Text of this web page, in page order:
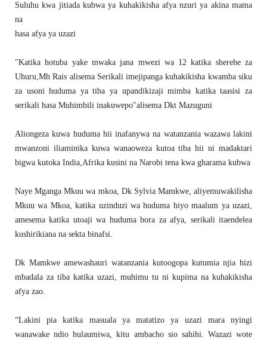
Suluhu kwa jitiada kubwa ya kuhakikisha afya nzuri ya akina mama
na
hasa afya ya uzazi
"Katika hotuba yake mwaka jana mwezi wa 12 katika sherehe za
Uhuru,Mh Rais alisema Serikali imejipanga kuhakikisha kwamba siku
za usoni huduma ya tiba ya upandikizaji mimba katika taasisi za
serikali hasa Muhimbili inakuwepo"alisema Dkt Mazuguni
Aliongeza kuwa huduma hii inafanywa na watanzania wazawa lakini
mwanzoni iliaminika kuwa wanaoweza kutoa tiba hii ni madaktari
bigwa kutoka India,Afrika kusini na Narobi tena kwa gharama kubwa
Naye Mganga Mkuu wa mkoa, Dk Sylvia Mamkwe, aliyemuwakilisha
Mkuu wa Mkoa, katika uzinduzi wa huduma hiyo maalum ya uzazi,
amesema katika utoaji wa huduma bora za afya, serikali itaendelea
kushirikiana na sekta binafsi.
Dk Mamkwe amewashauri watanzania kutoogopa kutumia njia hizi
mbadala za tiba katika uzazi, muhimu tu ni kupima na kuhakikisha
afya zao.
“Lakini pia katika masuala ya matatizo ya uzazi mara nyingi
wanawake ndio hulaumiwa, kitu ambacho sio sahihi. Wazazi wote